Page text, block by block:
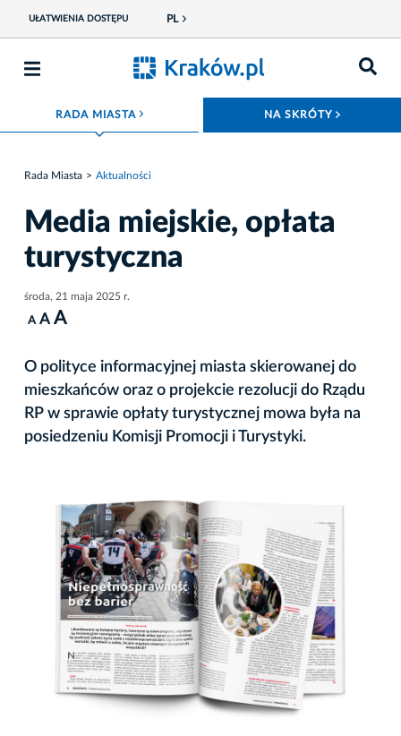
UŁATWIENIA DOSTĘPU PL
RADA MIASTAROZWIŃ MENU NA SKRÓTY
Rada Miasta Aktualności
Media miejskie, opłata
turystyczna
środa, 21 maja 2025 r.
A A A
O polityce informacyjnej miasta skierowanej do
mieszkańców oraz o projekcie rezolucji do Rządu
RP w sprawie opłaty turystycznej mowa była na
posiedzeniu Komisji Promocji i Turystyki.